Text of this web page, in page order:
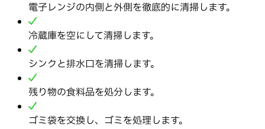
電子レンジの内側と外側を徹底的に清掃します。
冷蔵庫を空にして清掃します。
シンクと排水口を清掃します。
残り物の食料品を処分します。
ゴミ袋を交換し、ゴミを処理します。